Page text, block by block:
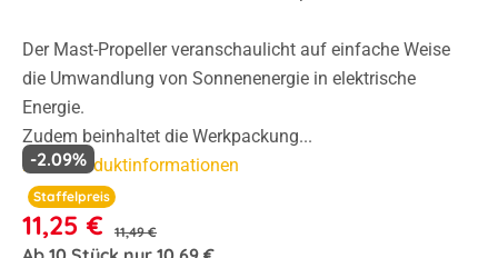
Der Mast-Propeller veranschaulicht auf einfache Weise
die Umwandlung von Sonnenenergie in elektrische
Energie.
Zudem beinhaltet die Werkpackung...
Mehr Produktinformationen
Staffelpreis
11,25 € 11,49 €
-2.09%